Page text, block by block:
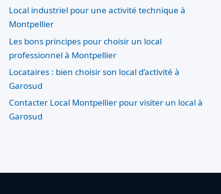
Local industriel pour une activité technique à
Montpellier
Les bons principes pour choisir un local
professionnel à Montpellier
Locataires : bien choisir son local d’activité à
Garosud
Contacter Local Montpellier pour visiter un local à
Garosud